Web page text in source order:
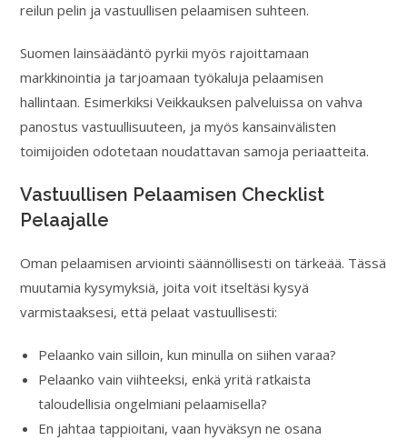
reilun pelin ja vastuullisen pelaamisen suhteen.
Suomen lainsäädäntö pyrkii myös rajoittamaan
markkinointia ja tarjoamaan työkaluja pelaamisen
hallintaan. Esimerkiksi Veikkauksen palveluissa on vahva
panostus vastuullisuuteen, ja myös kansainvälisten
toimijoiden odotetaan noudattavan samoja periaatteita.
Vastuullisen Pelaamisen Checklist
Pelaajalle
Oman pelaamisen arviointi säännöllisesti on tärkeää. Tässä
muutamia kysymyksiä, joita voit itseltäsi kysyä
varmistaaksesi, että pelaat vastuullisesti:
Pelaanko vain silloin, kun minulla on siihen varaa?
Pelaanko vain viihteeksi, enkä yritä ratkaista
taloudellisia ongelmiani pelaamisella?
En jahtaa tappioitani, vaan hyväksyn ne osana